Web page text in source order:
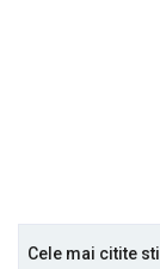
Cele mai citite